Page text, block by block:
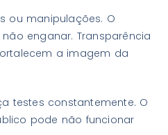
ou manipulações. O
enganar. Transparência
a imagem da
testes constantemente. O
pode não funcionar